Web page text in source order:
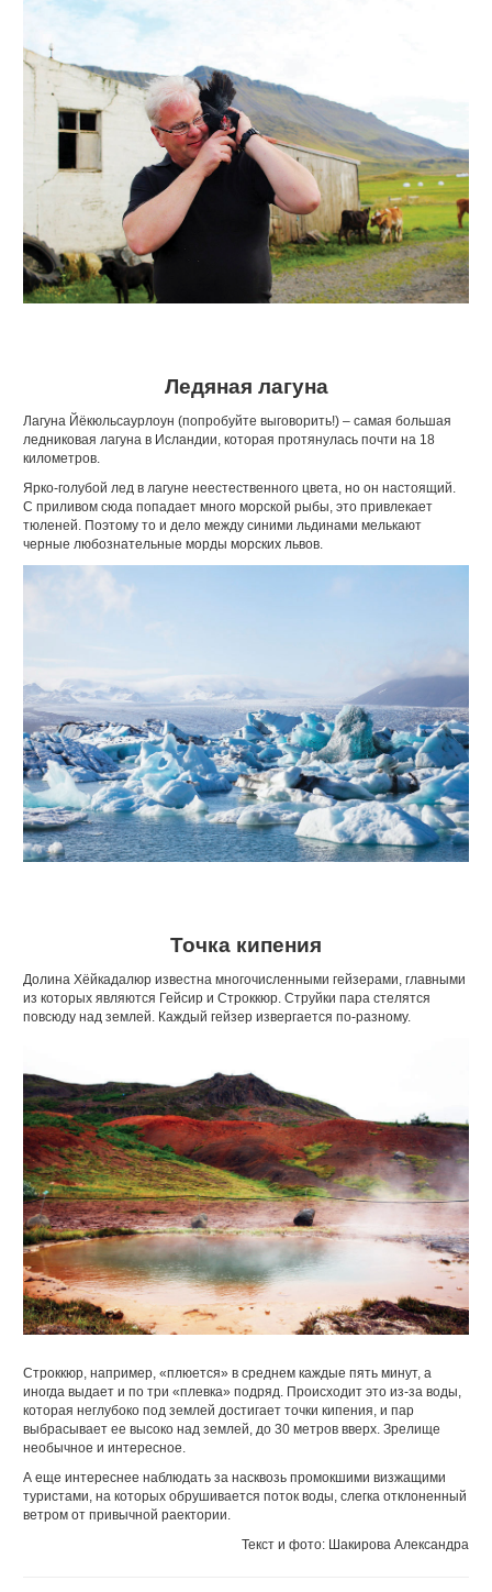
Ледяная лагуна
Лагуна Йёкюльсаурлоун (попробуйте выговорить!) – самая большая
ледниковая лагуна в Исландии, которая протянулась почти на 18
километров.
Ярко-голубой лед в лагуне неестественного цвета, но он настоящий.
С приливом сюда попадает много морской рыбы, это привлекает
тюленей. Поэтому то и дело между синими льдинами мелькают
черные любознательные морды морских львов.
Точка кипения
Долина Хёйкадалюр известна многочисленными гейзерами, главными
из которых являются Гейсир и Строккюр. Струйки пара стелятся
повсюду над землей. Каждый гейзер извергается по-разному.
Строккюр, например, «плюется» в среднем каждые пять минут, а
иногда выдает и по три «плевка» подряд. Происходит это из-за воды,
которая неглубоко под землей достигает точки кипения, и пар
выбрасывает ее высоко над землей, до 30 метров вверх. Зрелище
необычное и интересное.
А еще интереснее наблюдать за насквозь промокшими визжащими
туристами, на которых обрушивается поток воды, слегка отклоненный
ветром от привычной раектории.
Текст и фото: Шакирова Александра